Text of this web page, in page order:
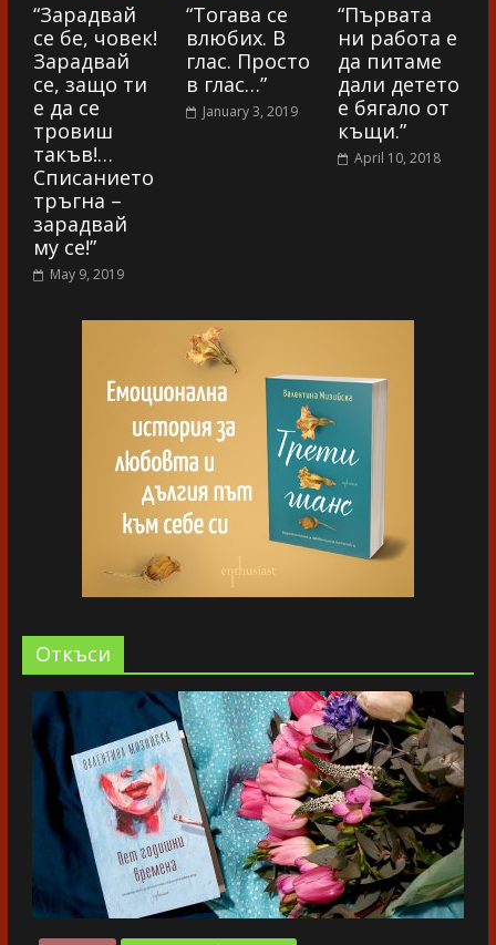
“Зарадвай
се бе, човек!
Зарадвай
се, защо ти
е да се
тровиш
такъв!…
Списанието
тръгна –
зарадвай
му се!”
May 9, 2019
“Тогава се
влюбих. В
глас. Просто
в глас…”
January 3, 2019
“Първата
ни работа е
да питаме
дали детето
е бягало от
къщи.”
April 10, 2018
Oткъси